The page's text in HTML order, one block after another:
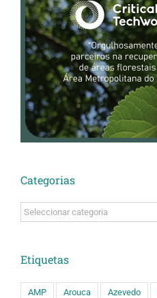
Categorias
Categorias
Etiquetas
AMP Arouca Azevedo